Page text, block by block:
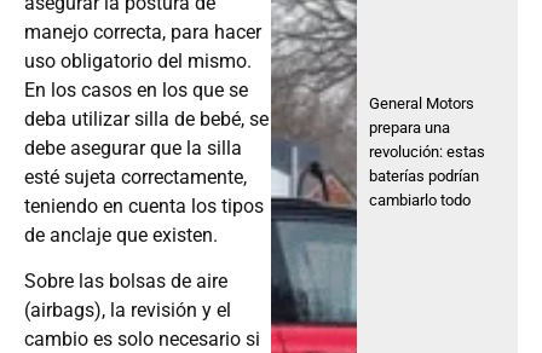
manejo correcta, para hacer
uso obligatorio del mismo.
En los casos en los que se
deba utilizar silla de bebé, se
debe asegurar que la silla
esté sujeta correctamente,
teniendo en cuenta los tipos
de anclaje que existen.
Sobre las bolsas de aire
(airbags), la revisión y el
cambio es solo necesario si
General Motors
prepara una
revolución: estas
baterías podrían
cambiarlo todo